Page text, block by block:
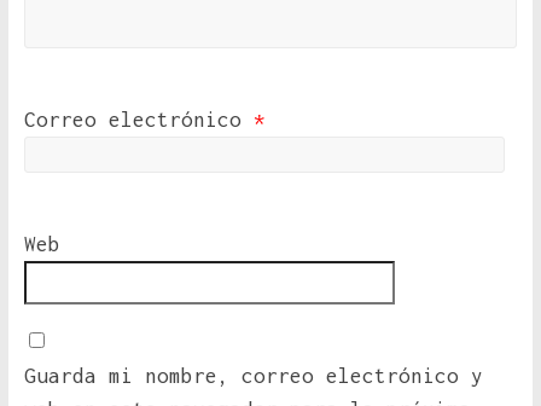
Correo electrónico *
Web
Guarda mi nombre, correo electrónico y